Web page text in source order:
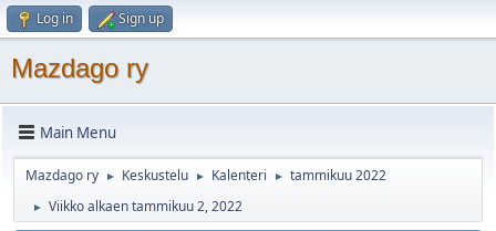
Log in Sign up
Mazdago ry
Main Menu
Mazdago ry ► Keskustelu ► Kalenteri ► tammikuu 2022
► Viikko alkaen tammikuu 2, 2022